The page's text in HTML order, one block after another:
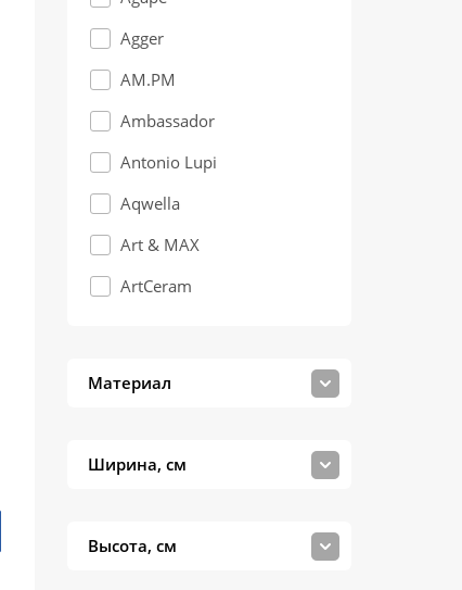
Agger
AM.PM
Ambassador
Antonio Lupi
Aqwella
Art & MAX
ArtCeram
Материал
Ширина, см
Высота, см